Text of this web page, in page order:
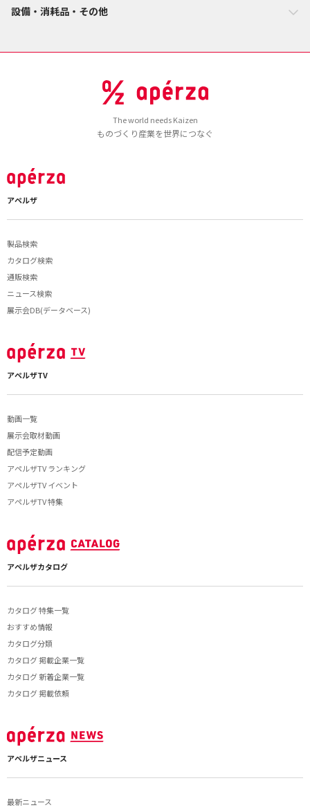
設備・消耗品・その他
The world needs Kaizen
ものづくり産業を世界につなぐ
アペルザ
製品検索
カタログ検索
通販検索
ニュース検索
展示会DB(データベース)
アペルザTV
動画一覧
展示会取材動画
配信予定動画
アペルザTV ランキング
アペルザTV イベント
アペルザTV 特集
アペルザカタログ
カタログ 特集一覧
おすすめ情報
カタログ分類
カタログ 掲載企業一覧
カタログ 新着企業一覧
カタログ 掲載依頼
アペルザニュース
最新ニュース